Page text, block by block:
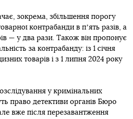
зокрема, збільшення порогу
контрабанди в пʼять разів, а
— у два рази. Також він пропонує
за контрабанду: із 1 січня
товарів і з 1 липня 2024 року
у кримінальних
право детективи органів Бюро
вже після перезавантження